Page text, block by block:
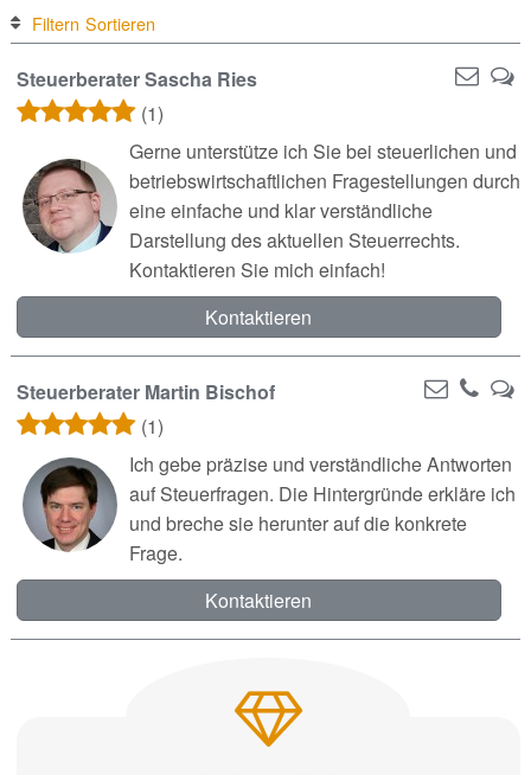
Filtern Sortieren
Steuerberater Sascha Ries
(1)
Gerne unterstütze ich Sie bei steuerlichen und
betriebswirtschaftlichen Fragestellungen durch
eine einfache und klar verständliche
Darstellung des aktuellen Steuerrechts.
Kontaktieren Sie mich einfach!
Kontaktieren
Steuerberater Martin Bischof
(1)
Ich gebe präzise und verständliche Antworten
auf Steuerfragen. Die Hintergründe erkläre ich
und breche sie herunter auf die konkrete
Frage.
Kontaktieren